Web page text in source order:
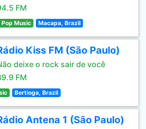
FM
Pop Music Macapa, Brazil
Kiss FM (São Paulo)
deixe o rock sair de você
FM
Bertioga, Brazil
Antena 1 (São Paulo)